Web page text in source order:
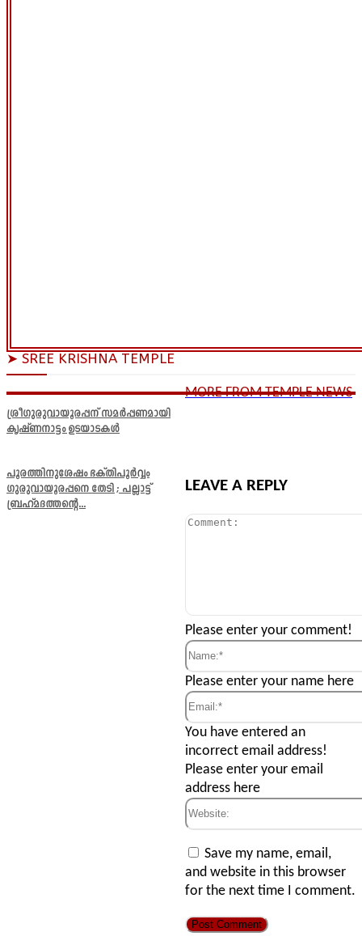
➤ SREE KRISHNA TEMPLE
ശ്രീഗുരുവായൂരപ്പന് സമർപ്പണമായി
കൃഷ്ണനാട്ടം ഉടയാടകൾ
പൂരത്തിനുശേഷം ഭക്തിപൂർവ്വം
ഗുരുവായൂരപ്പനെ തേടി ; പല്ലാട്ട്
ബ്രഹ്മദത്തന്റെ...
MORE FROM TEMPLE NEWS
LEAVE A REPLY
Comment:
Please enter your comment!
Name:*
Please enter your name here
Email:*
You have entered an
incorrect email address!
Please enter your email
address here
Save my name, email,
and website in this browser
for the next time I comment.